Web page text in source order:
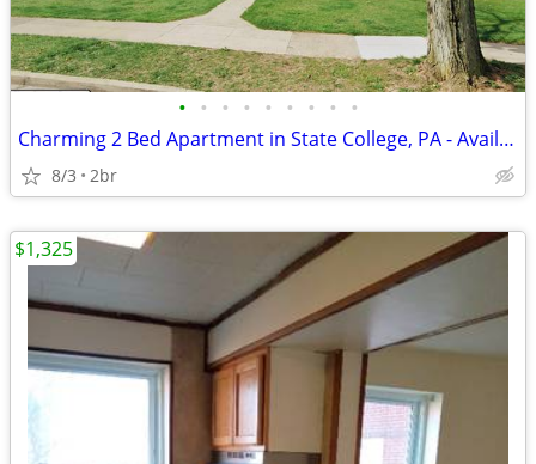
• • • • • • • • •
Charming 2 Bed Apartment in State College, PA - Available now- $1275
8/3 2br
$1,325